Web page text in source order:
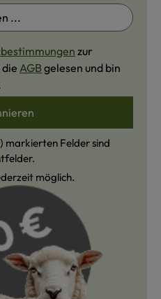
zur
AGB gelesen und bin
markierten Felder sind
möglich.